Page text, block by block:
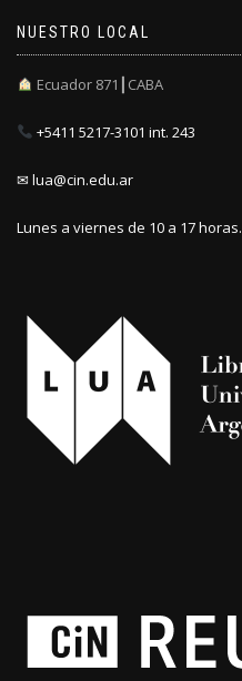
NUESTRO LOCAL
Ecuador 871┃CABA
+5411 5217-3101 int. 243
✉ lua@cin.edu.ar
Lunes a viernes de 10 a 17 horas.